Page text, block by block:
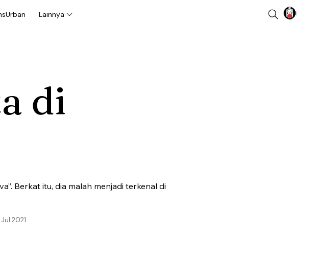
Urban Lainnya
di
Berkat itu, dia malah menjadi terkenal di
2021